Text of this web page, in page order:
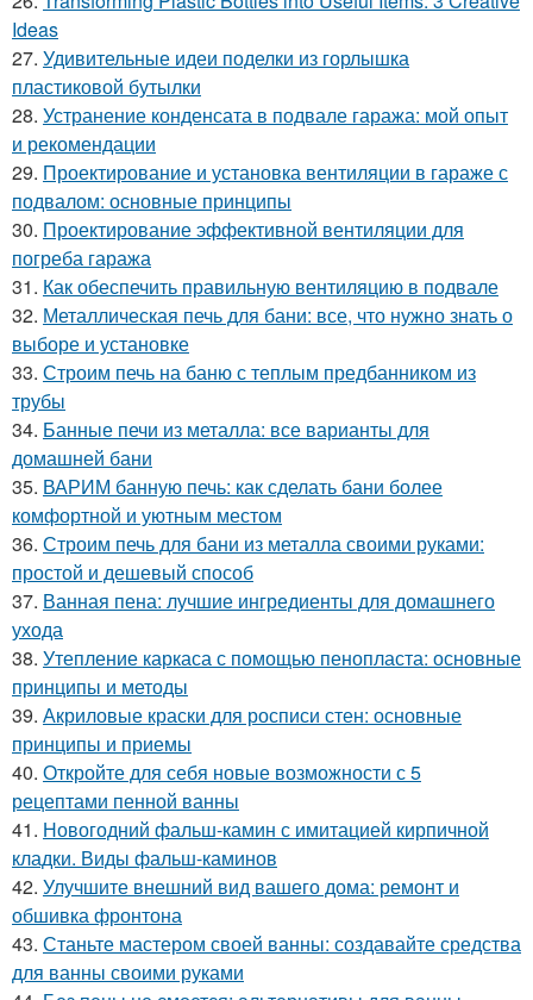
Ideas
27. Удивительные идеи поделки из горлышка
пластиковой бутылки
28. Устранение конденсата в подвале гаража: мой опыт
и рекомендации
29. Проектирование и установка вентиляции в гараже с
подвалом: основные принципы
30. Проектирование эффективной вентиляции для
погреба гаража
31. Как обеспечить правильную вентиляцию в подвале
32. Металлическая печь для бани: все, что нужно знать о
выборе и установке
33. Строим печь на баню с теплым предбанником из
трубы
34. Банные печи из металла: все варианты для
домашней бани
35. ВАРИМ банную печь: как сделать бани более
комфортной и уютным местом
36. Строим печь для бани из металла своими руками:
простой и дешевый способ
37. Ванная пена: лучшие ингредиенты для домашнего
ухода
38. Утепление каркаса с помощью пенопласта: основные
принципы и методы
39. Акриловые краски для росписи стен: основные
принципы и приемы
40. Откройте для себя новые возможности с 5
рецептами пенной ванны
41. Новогодний фальш-камин с имитацией кирпичной
кладки. Виды фальш-каминов
42. Улучшите внешний вид вашего дома: ремонт и
обшивка фронтона
43. Станьте мастером своей ванны: создавайте средства
для ванны своими руками